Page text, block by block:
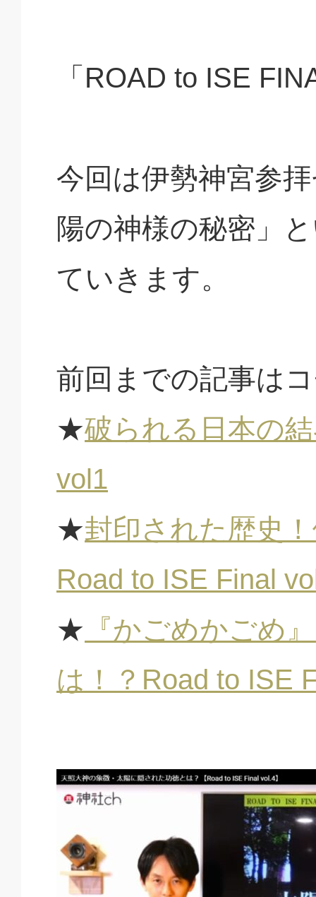
「ROAD to ISE
今回は伊勢神宮参
陽の神様の秘密」
ていきます。
前回までの記事は
★破られる日本の
vol1
★封印された歴史
Road to ISE Final
★ 『かごめかごめ
は！？Road to ISE